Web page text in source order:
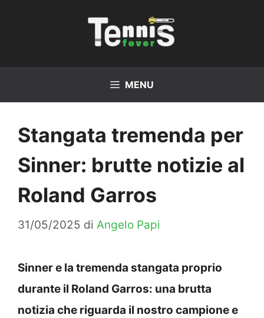
MENU
Stangata tremenda per
Sinner: brutte notizie al
Roland Garros
31/05/2025 di Angelo Papi
Sinner e la tremenda stangata proprio
durante il Roland Garros: una brutta
notizia che riguarda il nostro campione e